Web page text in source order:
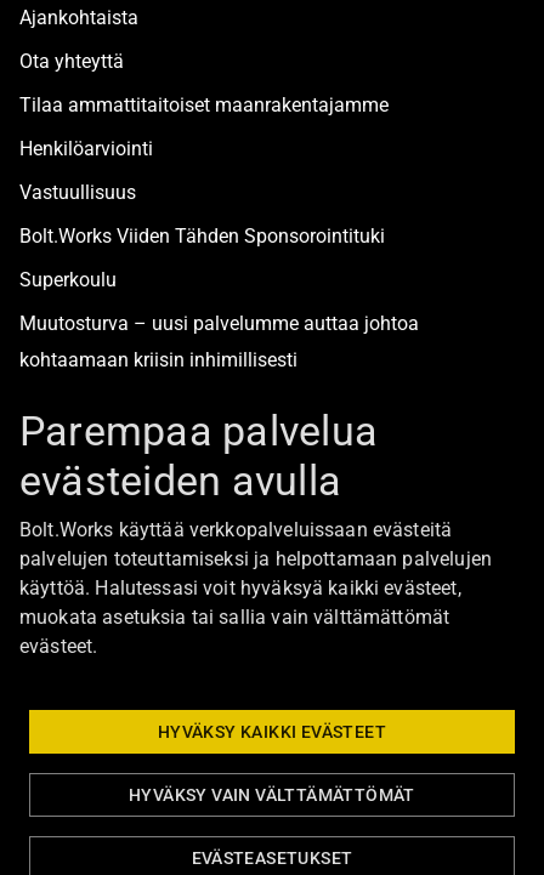
Ajankohtaista
Ota yhteyttä
Tilaa ammattitaitoiset maanrakentajamme
Henkilöarviointi
Vastuullisuus
Bolt.Works Viiden Tähden Sponsorointituki
Superkoulu
Muutosturva – uusi palvelumme auttaa johtoa
kohtaamaan kriisin inhimillisesti
Boltista
Töihin Bolt.Worksin toimistolle
Ajankohtaista
Ota yhteyttä
Bolt Group hallitus
Tietosuoja ja evästeasetukset Eettiset ohjeet
Parempaa palvelua
evästeiden avulla
Bolt.Works käyttää verkkopalveluissaan evästeitä
palvelujen toteuttamiseksi ja helpottamaan palvelujen
käyttöä. Halutessasi voit hyväksyä kaikki evästeet,
muokata asetuksia tai sallia vain välttämättömät
evästeet.
HYVÄKSY KAIKKI EVÄSTEET
HYVÄKSY VAIN VÄLTTÄMÄTTÖMÄT
EVÄSTEASETUKSET